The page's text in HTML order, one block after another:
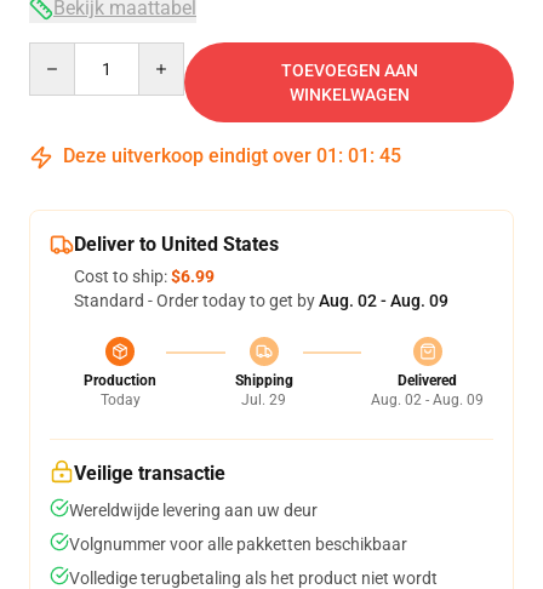
Bekijk maattabel
TOEVOEGEN AAN
WINKELWAGEN
Deze uitverkoop eindigt over 01 : 01 : 45
Deliver to United States
Cost to ship:$6.99
Standard - Order today to get byAug. 02 - Aug. 09
Production
Today
Shipping
Jul. 29
Delivered
Aug. 02 - Aug. 09
Veilige transactie
Wereldwijde levering aan uw deur
Volgnummer voor alle pakketten beschikbaar
Volledige terugbetaling als het product niet wordt